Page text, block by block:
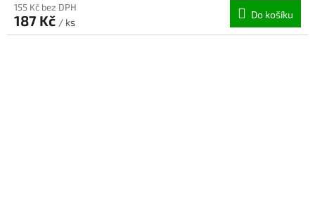
155 Kč bez DPH
187 Kč / ks
Do košíku